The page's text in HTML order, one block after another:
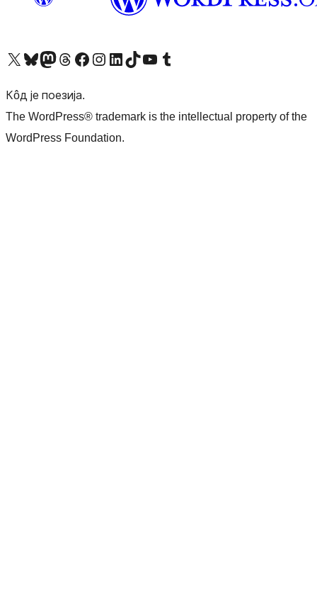
Visit our X (formerly Twitter) account
Посетите наш Bluesky налог
Visit our Mastodon account
Посетите наш налог на Threads-у Visit our Facebook pageПосетите наш Инстаграм налог
Visit our LinkedIn account
Посетите наш TikTok налог
Visit our YouTube channel
Посетите наш Tumblr налог
Кôд је поезија.
The WordPress® trademark is the intellectual property of the
WordPress Foundation.